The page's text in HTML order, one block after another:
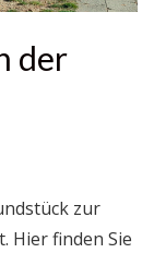
der
zur
Hier finden Sie